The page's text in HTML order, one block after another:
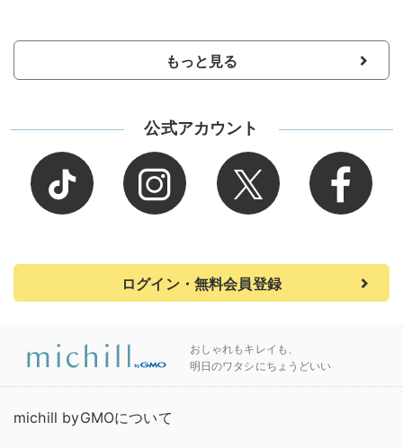
もっと見る
公式アカウント
ログイン・無料会員登録
おしゃれもキレイも、
明日のワタシにちょうどいい
michill byGMOについて